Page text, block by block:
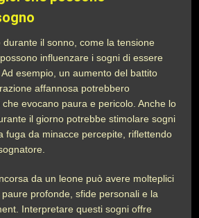
durante il sonno, come la tensione
influenzare i sogni di essere
esempio, un aumento del battito
affannosa potrebbero
evocano paura e pericolo. Anche lo
il giorno potrebbe stimolare sogni
fuga da minacce percepite, riflettendo
da un leone può avere molteplici
profonde, sfide personali e la
Interpretare questi sogni offre